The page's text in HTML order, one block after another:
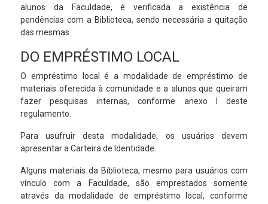
alunos da Faculdade, é verificada a existência de
pendências com a Biblioteca, sendo necessária a quitação
das mesmas.
DO EMPRÉSTIMO LOCAL
O empréstimo local é a modalidade de empréstimo de
materiais oferecida à comunidade e a alunos que queiram
fazer pesquisas internas, conforme anexo I deste
regulamento.
Para usufruir desta modalidade, os usuários devem
apresentar a Carteira de Identidade.
Alguns materiais da Biblioteca, mesmo para usuários com
vínculo com a Faculdade, são emprestados somente
através da modalidade de empréstimo local, conforme